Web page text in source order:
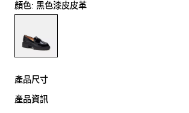
顏色: 黑色漆皮皮革
產品尺寸
產品資訊